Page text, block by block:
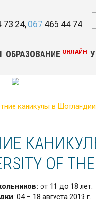
73 24 067 466 44 74
ОБРАЗОВАНИЕ ОНЛАЙН
каникулы в
OF
от 11 до 18 лет.
04 – 18 августа 2019 г.